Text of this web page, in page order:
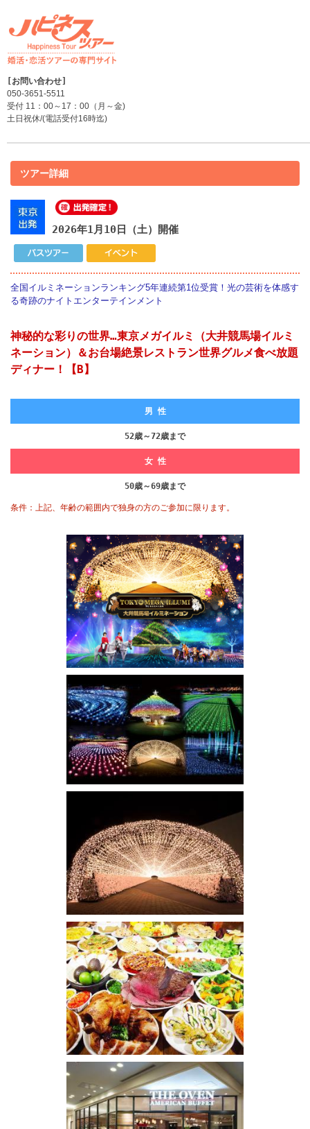
050-3651-5511
受付 11：00～17：00（月～金)
土日祝休/(電話受付16時迄)
ツアー詳細
2026年1月10日（土）開催
全国イルミネーションランキング5年連続第1位受賞！光の芸術を体感す
る奇跡のナイトエンターテインメント
神秘的な彩りの世界…東京メガイルミ（大井競馬場イルミ
ネーション）＆お台場絶景レストラン世界グルメ食べ放題
ディナー！【B】
男 性
52歳～72歳まで
女 性
50歳～69歳まで
条件：上記、年齢の範囲内で独身の方のご参加に限ります。